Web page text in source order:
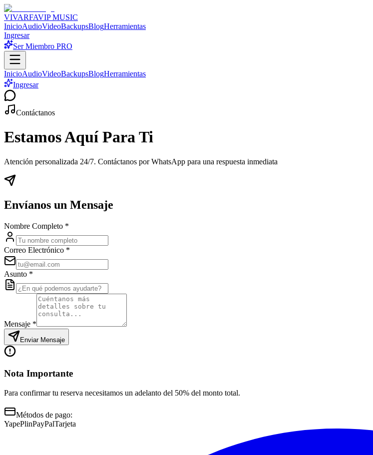
VIVARFAVIP MUSIC
InicioAudioVideoBackupsBlogHerramientas
Ingresar
Ser Miembro PRO
InicioAudioVideoBackupsBlogHerramientas
Ingresar
Contáctanos
Estamos Aquí Para Ti
Atención personalizada 24/7. Contáctanos por WhatsApp para una respuesta inmediata
Envíanos un Mensaje
Nombre Completo *
Correo Electrónico *
Asunto *
Mensaje *
Enviar Mensaje
Nota Importante
Para confirmar tu reserva necesitamos un adelanto del 50% del monto total.
Métodos de pago:
YapePlinPayPalTarjeta